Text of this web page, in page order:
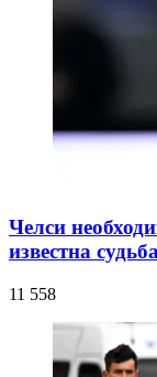
Челси
известна
11 558